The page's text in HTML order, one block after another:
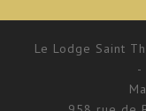
Le Lodge Saint
-